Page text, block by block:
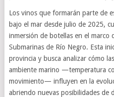
Los vinos que formarán parte de
bajo el mar desde julio de 2025,
inmersión de botellas en el marco
Submarinas de Río Negro. Esta
provincia y busca analizar cómo
ambiente marino —temperatura
movimiento— influyen en la
abriendo nuevas posibilidades de